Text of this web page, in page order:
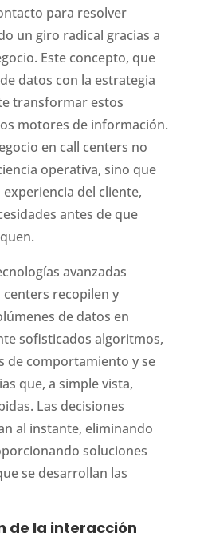
para resolver
un giro radical gracias a
Este concepto, que
datos con la estrategia
transformar estos
motores de información.
en call centers no
operativa, sino que
del cliente,
antes de que
avanzadas
recopilen y
de datos en
sofisticados algoritmos,
de comportamiento y se
que, a simple vista,
Las decisiones
al instante, eliminando
soluciones
se desarrollan las
de la interacción